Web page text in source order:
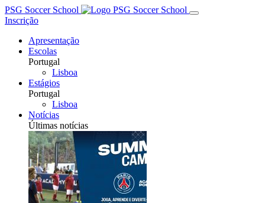
PSG Soccer School
Inscrição
Apresentação
Escolas
Portugal
Lisboa
Estágios
Portugal
Lisboa
Notícias
Últimas notícias